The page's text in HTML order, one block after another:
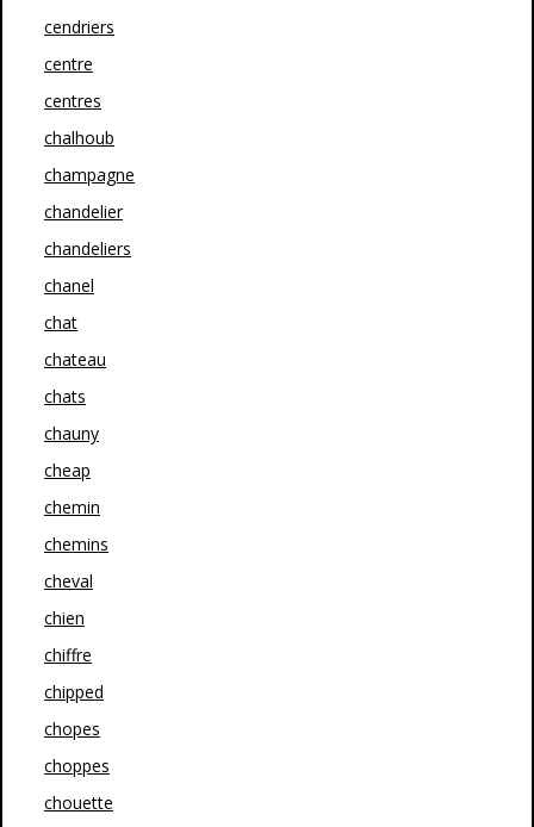
cendriers
centre
centres
chalhoub
champagne
chandelier
chandeliers
chanel
chat
chateau
chats
chauny
cheap
chemin
chemins
cheval
chien
chiffre
chipped
chopes
choppes
chouette